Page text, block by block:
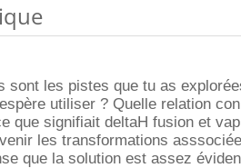
sont les pistes que tu as
utiliser ? Quelle relation
que signifiait deltaH fusion et
les transformations
que la solution est assez